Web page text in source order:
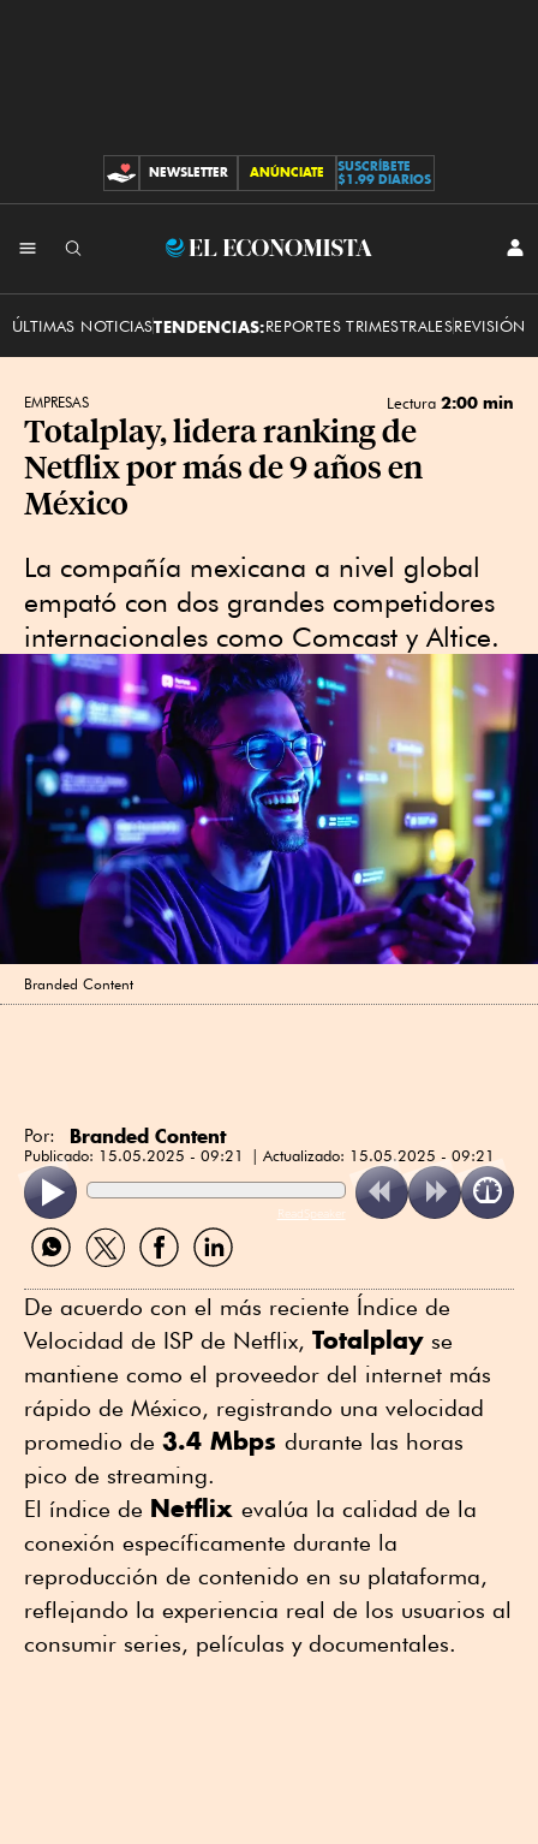
CONTRIBUCIONES
NEWSLETTER ANÚNCIATE
SUSCRÍBETE
$1.99 DIARIOS
El
ÚLTIMAS NOTICIASTENDENCIAS:REPORTES TRIMESTRALESREVISIÓN
EMPRESAS Lectura 2:00 min
Totalplay, lidera ranking de
Netflix por más de 9 años en
México
La compañía mexicana a nivel global
empató con dos grandes competidores
internacionales como Comcast y Altice.
Branded Content
Por: Branded Content
Publicado: 15.05.2025 - 09:21 Actualizado: 15.05.2025 - 09:21
ReadSpeaker
Compartir
por
Compartir
por
Compartir
por
Compartir
por
De acuerdo con el más reciente Índice de
Velocidad de ISP de Netflix, Totalplay se
mantiene como el proveedor del internet más
rápido de México, registrando una velocidad
promedio de 3.4 Mbps durante las horas
pico de streaming.
El índice de Netflix evalúa la calidad de la
conexión específicamente durante la
reproducción de contenido en su plataforma,
reflejando la experiencia real de los usuarios al
consumir series, películas y documentales.